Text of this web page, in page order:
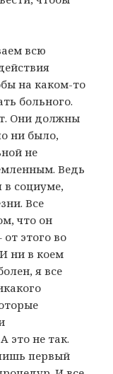
всю
на каком-то
больного.
Они должны
ни было,
не
Ведь
в социуме,
Все
что он
этого во
ни в коем
я все
это не так.
первый